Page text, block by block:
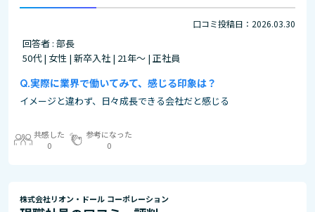
口コミ投稿日：2026.03.30
回答者 : 部長
50代 | 女性 | 新卒入社 | 21年～ | 正社員
実際に業界で働いてみて、感じる印象は？
イメージと違わず、日々成長できる会社だと感じる
共感した
0
参考になった
0
株式会社リオン・ドール コーポレーション